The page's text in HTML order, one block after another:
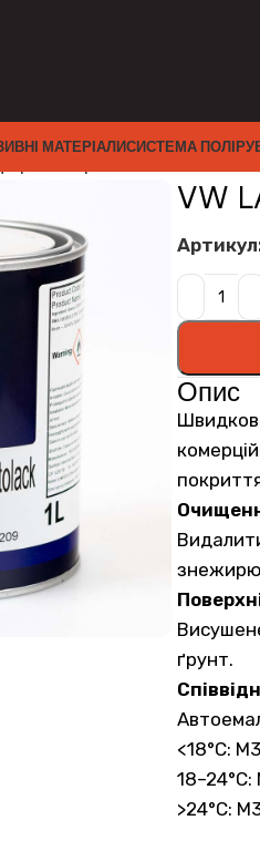
МАТЕРІАЛИСИСТЕМА
VW
Опис
ґрунт.
<18°C:
>24°C: